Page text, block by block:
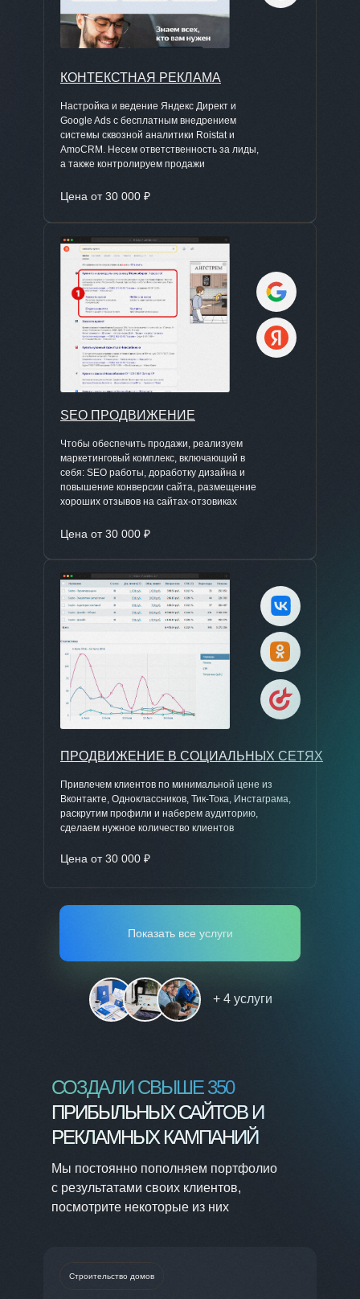
КОНТЕКСТНАЯ РЕКЛАМА
Настройка и ведение Яндекс Директ и
Google Ads с бесплатным внедрением
системы сквозной аналитики Roistat и
AmoCRM. Несем ответственность за лиды,
а также контролируем продажи
Цена от 30 000 ₽
SEO ПРОДВИЖЕНИЕ
Чтобы обеспечить продажи, реализуем
маркетинговый комплекс, включающий в
себя: SEO работы, доработку дизайна и
повышение конверсии сайта, размещение
хороших отзывов на сайтах-отзовиках
Цена от 30 000 ₽
ПРОДВИЖЕНИЕ В СОЦИАЛЬНЫХ СЕТЯХ
Привлечем клиентов по минимальной цене из
Вконтакте, Одноклассников, Тик-Тока, Инстаграма,
раскрутим профили и наберем аудиторию,
сделаем нужное количество клиентов
Цена от 30 000 ₽
Показать все услуги
+ 4 услуги
СОЗДАЛИ СВЫШЕ 350
ПРИБЫЛЬНЫХ САЙТОВ И
РЕКЛАМНЫХ КАМПАНИЙ
Мы постоянно пополняем портфолио
с результатами своих клиентов,
посмотрите некоторые из них
Строительство домов